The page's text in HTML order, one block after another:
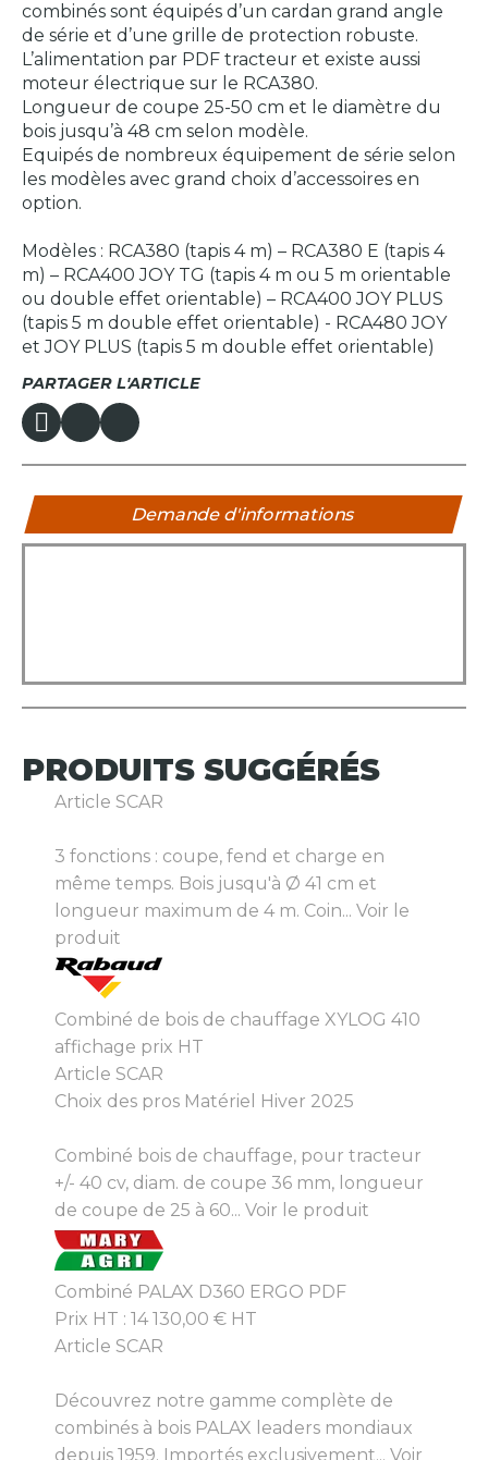
PARTAGER L'ARTICLE
combinés sont équipés d’un cardan grand angle
de série et d’une grille de protection robuste.
L’alimentation par PDF tracteur et existe aussi
moteur électrique sur le RCA380.
Longueur de coupe 25-50 cm et le diamètre du
bois jusqu’à 48 cm selon modèle.
Equipés de nombreux équipement de série selon
les modèles avec grand choix d’accessoires en
option.
Modèles : RCA380 (tapis 4 m) – RCA380 E (tapis 4
m) – RCA400 JOY TG (tapis 4 m ou 5 m orientable
ou double effet orientable) – RCA400 JOY PLUS
(tapis 5 m double effet orientable) - RCA480 JOY
et JOY PLUS (tapis 5 m double effet orientable)
Demande d'informations
PRODUITS SUGGÉRÉS
Article SCAR
3 fonctions : coupe, fend et charge en
même temps. Bois jusqu'à Ø 41 cm et
longueur maximum de 4 m. Coin... Voir le
produit
Combiné de bois de chauffage XYLOG 410
affichage prix HT
Article SCAR
Choix des pros Matériel Hiver 2025
Combiné bois de chauffage, pour tracteur
+/- 40 cv, diam. de coupe 36 mm, longueur
de coupe de 25 à 60... Voir le produit
Combiné PALAX D360 ERGO PDF
Prix HT : 14 130,00 € HT
Article SCAR
Découvrez notre gamme complète de
combinés à bois PALAX leaders mondiaux
depuis 1959. Importés exclusivement... Voir